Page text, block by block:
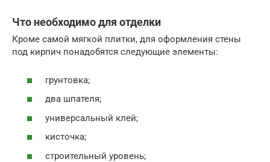
Что необходимо для отделки
Кроме самой мягкой плитки, для оформления стены
под кирпич понадобятся следующие элементы:
грунтовка;
два шпателя;
универсальный клей;
кисточка;
строительный уровень;